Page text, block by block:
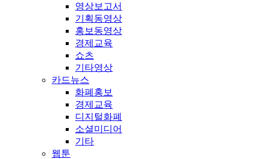
영상보고서
기획동영상
홍보동영상
경제교육
쇼츠
기타영상
카드뉴스
화폐홍보
경제교육
디지털화폐
소셜미디어
기타
웹툰